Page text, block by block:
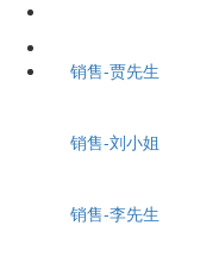
销售-贾先生
销售-刘小姐
销售-李先生